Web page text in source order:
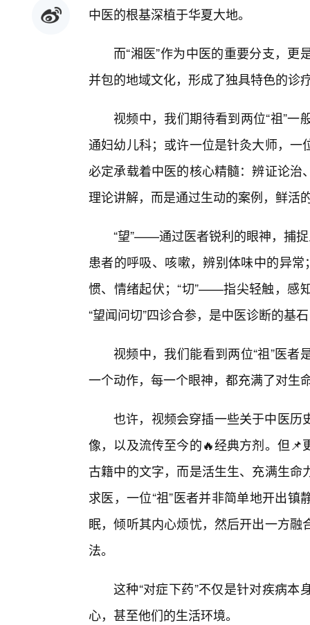
中医的根基深植于华夏大地。
而“湘医”作为中医的重要分支，
并包的地域文化，形成了独具特色的诊
视频中，我们期待看到两位“祖”
通妇幼儿科；或许一位是针灸大师，
必定承载着中医的核心精髓：辨证论
理论讲解，而是通过生动的案例，鲜活
“望”——通过医者锐利的眼神，捕
患者的呼吸、咳嗽，辨别体味中的异
惯、情绪起伏；“切”——指尖轻触，感
“望闻问切”四诊合参，是中医诊断的基
视频中，我们能看到两位“祖”医
一个动作，每一个眼神，都充满了对生
也许，视频会穿插一些关于中医历
像，以及流传至今的🔥经典方剂。但
古籍中的文字，而是活生生、充满生
求医，一位“祖”医者并非简单地开出
眠，倾听其内心烦忧，然后开出一方
法。
这种“对症下药”不仅是针对疾病
心，甚至他们的生活环境。